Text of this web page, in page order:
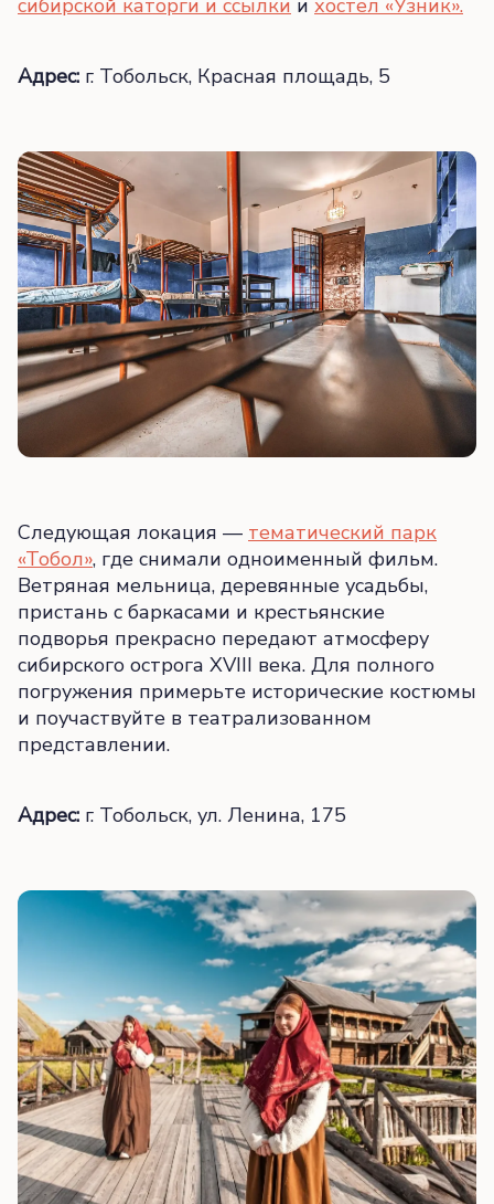
сибирской каторги и ссылки и хостел «Узник».
Адрес: г. Тобольск, Красная площадь, 5
Следующая локация — тематический парк
«Тобол», где снимали одноименный фильм.
Ветряная мельница, деревянные усадьбы,
пристань с баркасами и крестьянские
подворья прекрасно передают атмосферу
сибирского острога XVIII века. Для полного
погружения примерьте исторические костюмы
и поучаствуйте в театрализованном
представлении.
Адрес: г. Тобольск, ул. Ленина, 175